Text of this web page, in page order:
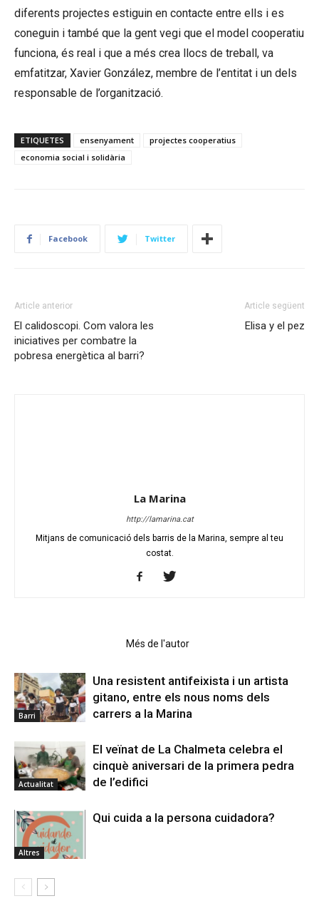
diferents projectes estiguin en contacte entre ells i es
coneguin i també que la gent vegi que el model cooperatiu
funciona, és real i que a més crea llocs de treball, va
emfatitzar, Xavier González, membre de l’entitat i un dels
responsable de l’organització.
ETIQUETES ensenyament
projectes cooperatius
economia social i solidària
Facebook Twitter
Article anterior
El calidoscopi. Com valora les
iniciatives per combatre la
pobresa energètica al barri?
Article següent
Elisa y el pez
La Marina
http://lamarina.cat
Mitjans de comunicació dels barris de la Marina, sempre al teu
costat.
Més de l'autor
Barri
Una resistent antifeixista i un artista
gitano, entre els nous noms dels
carrers a la Marina
Actualitat
El veïnat de La Chalmeta celebra el
cinquè aniversari de la primera pedra
de l’edifici
Altres
Qui cuida a la persona cuidadora?